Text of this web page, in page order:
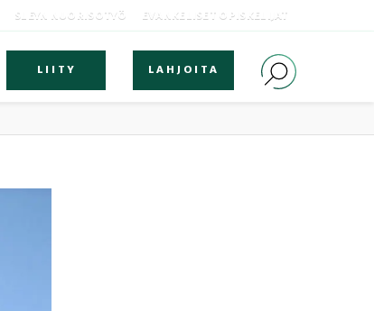
SLEYN NUORISOTYÖ EVANKELISET OPISKELIJAT
LIITY LAHJOITA